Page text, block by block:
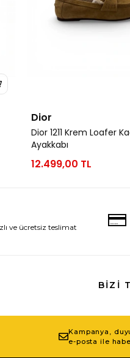
Dior
Dior 1211 Krem Loafer
Ayakkabı
12.499,00 TL
ve ücretsiz teslimat
BIZI
Kampanya,
e-posta ile